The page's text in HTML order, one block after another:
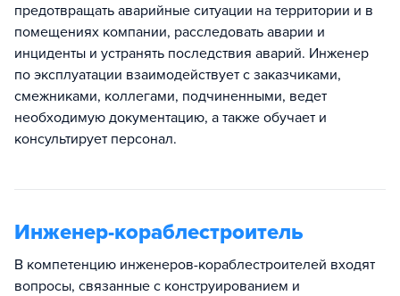
предотвращать аварийные ситуации на территории и в
помещениях компании, расследовать аварии и
инциденты и устранять последствия аварий. Инженер
по эксплуатации взаимодействует с заказчиками,
смежниками, коллегами, подчиненными, ведет
необходимую документацию, а также обучает и
консультирует персонал.
Инженер-кораблестроитель
В компетенцию инженеров-кораблестроителей входят
вопросы, связанные с конструированием и